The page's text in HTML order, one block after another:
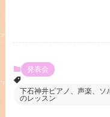
発表会
下石神井ピアノ、声楽、ソ
のレッスン